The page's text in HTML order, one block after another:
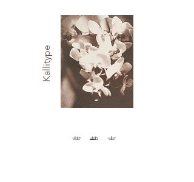
Kallitype
​范 戴 克